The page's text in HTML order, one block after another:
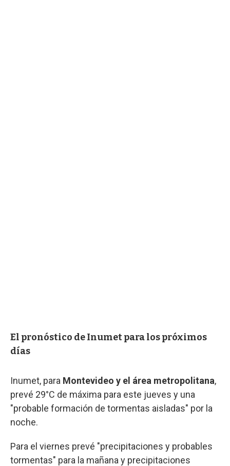
El pronóstico de Inumet para los próximos
días
Inumet, para Montevideo y el área metropolitana,
prevé 29°C de máxima para este jueves y una
"probable formación de tormentas aisladas" por la
noche.
Para el viernes prevé "precipitaciones y probables
tormentas" para la mañana y precipitaciones